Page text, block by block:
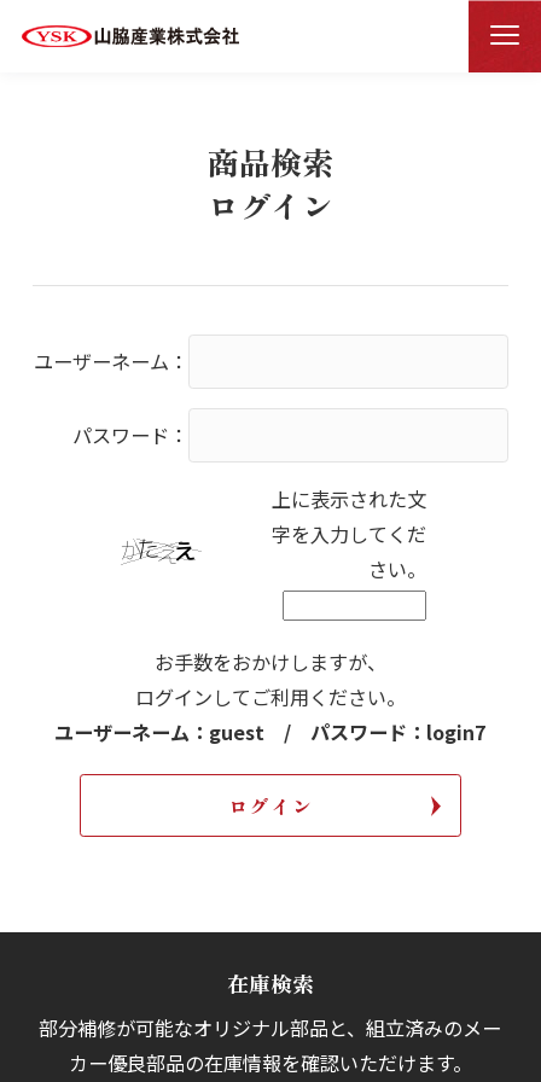
HOME 商品検索ログイン
商品検索
ログイン
ユーザーネーム：
パスワード：
上に表示された文
字を入力してくだ
さい。
お手数をおかけしますが、
ログインしてご利用ください。
ユーザーネーム：guest / パスワード：login7
在庫検索
部分補修が可能なオリジナル部品と、組立済みのメー
カー優良部品の在庫情報を確認いただけます。